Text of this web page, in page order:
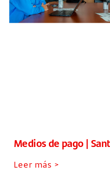
Medios de pago |
Leer más >